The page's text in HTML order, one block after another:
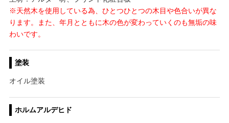
※天然木を使用している為、ひとつひとつの木目や色合いが異な
ります。また、年月とともに木の色が変わっていくのも無垢の味
わいです。
塗装
オイル塗装
ホルムアルデヒド